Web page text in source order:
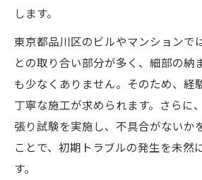
します。
東京都品川区のビルやマンションで
との取り合い部分が多く、細部の納
も少なくありません。そのため、経
丁寧な施工が求められます。さらに
張り試験を実施し、不具合がないか
ことで、初期トラブルの発生を未然
す。